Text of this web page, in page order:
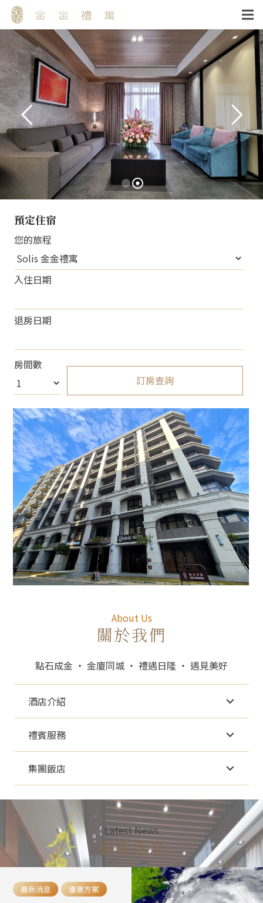
預定住宿
您的旅程
入住日期
退房日期
房間數
訂房查詢
About
About Us
關於我們
點石成金 ‧ 金廈同城 ‧ 禮遇日隆 ‧ 遇見美好
酒店介紹
禮賓服務
集團飯店
Latest News
最新消息
最新消息 優惠方案